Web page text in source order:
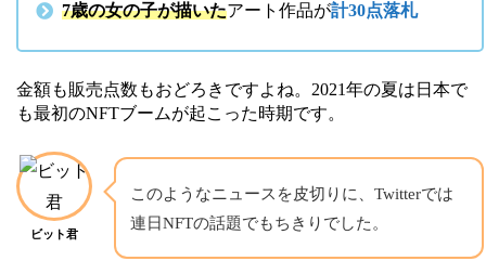
7歳の女の子が描いたアート作品が計30点落札
金額も販売点数もおどろきですよね。2021年の夏は日本で
も最初のNFTブームが起こった時期です。
ビット君
このようなニュースを皮切りに、Twitterでは
連日NFTの話題でもちきりでした。